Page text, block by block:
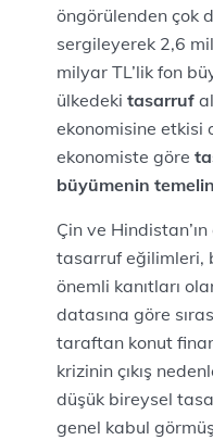
öngörülenden çok
sergileyerek 2,6
milyar TL’lik fon
ülkedeki tasarruf
ekonomisine etkisi
ekonomiste göre
büyümenin
Çin ve
tasarruf eğilimleri,
önemli kanıtları
datasına göre
taraftan konut
krizinin çıkış
düşük bireysel
genel kabul